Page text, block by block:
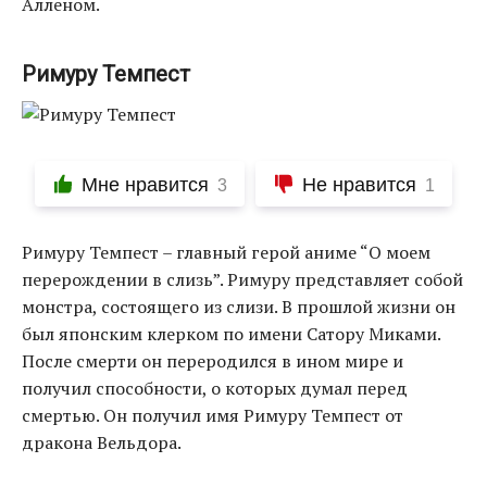
Римуру Темпест
Мне нравится 3 Не нравится 1
Римуру Темпест – главный герой аниме “О моем
перерождении в слизь”. Римуру представляет собой
монстра, состоящего из слизи. В прошлой жизни он
был японским клерком по имени Сатору Миками.
После смерти он переродился в ином мире и
получил способности, о которых думал перед
смертью. Он получил имя Римуру Темпест от
дракона Вельдора.